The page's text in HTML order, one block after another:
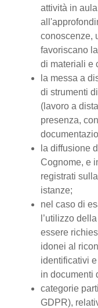
attività in
conoscenze,
favoriscano
di materiali e
la messa a
di strumenti
(lavoro a
presenza,
la diffusione
Cognome, e
registrati
istanze;
nel caso di
l’utilizzo
essere
idonei al
identificativi
in documenti
categorie
GDPR),